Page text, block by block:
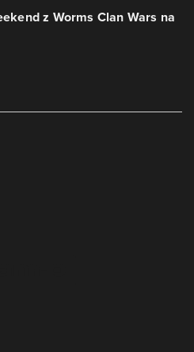
z Worms Clan Wars na